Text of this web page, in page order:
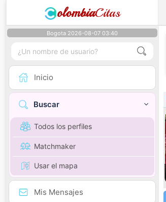
olombiaCitas
Bogota 2026-08-07 03:40
Inicio
Buscar
Todos los perfiles
Matchmaker
Usar el mapa
Mis Mensajes